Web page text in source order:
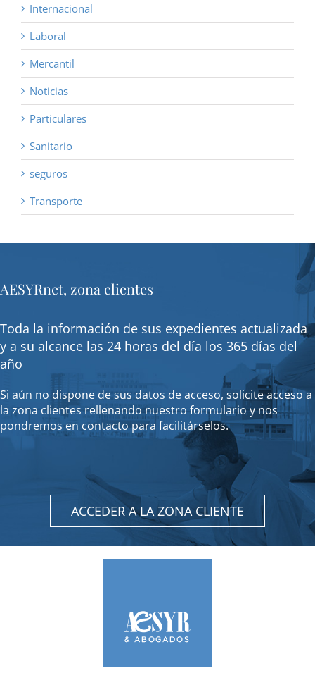
Internacional
Laboral
Mercantil
Noticias
Particulares
Sanitario
seguros
Transporte
AESYRnet, zona clientes
Toda la información de sus expedientes actualizada
y a su alcance las 24 horas del día los 365 días del
año
Si aún no dispone de sus datos de acceso, solicite acceso a
la zona clientes rellenando nuestro formulario y nos
pondremos en contacto para facilitárselos.
ACCEDER A LA ZONA CLIENTE